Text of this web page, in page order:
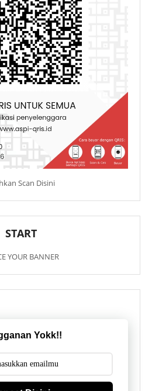
Scan Disini
START
YOUR BANNER
Yokk!!